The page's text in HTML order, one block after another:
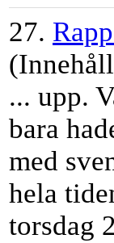
27.
... upp.
bara
med
hela
torsdag